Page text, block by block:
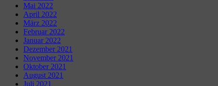
Mai 2022
April 2022
März 2022
Februar 2022
Januar 2022
Dezember 2021
November 2021
Oktober 2021
August 2021
Juli 2021